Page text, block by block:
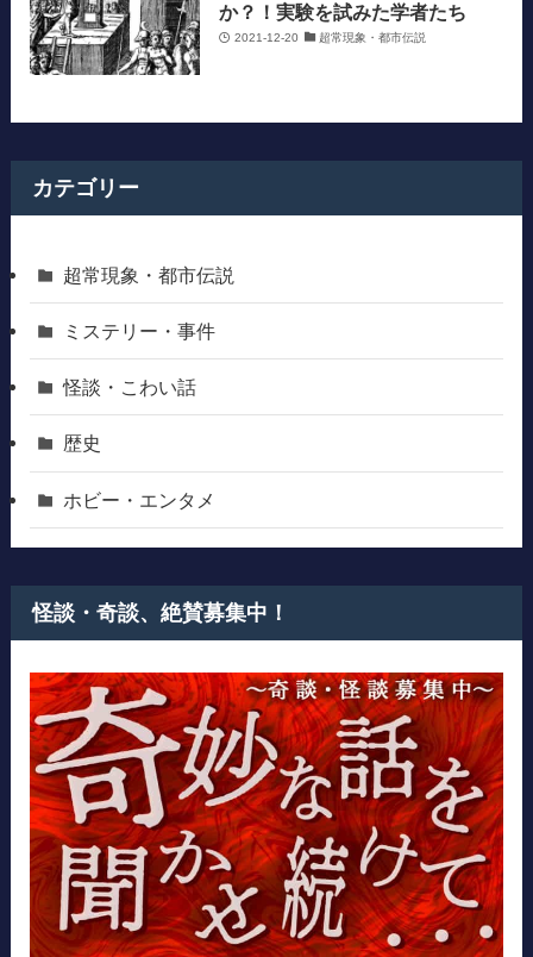
か？！実験を試みた学者たち
2021-12-20 超常現象・都市伝説
カテゴリー
超常現象・都市伝説
ミステリー・事件
怪談・こわい話
歴史
ホビー・エンタメ
怪談・奇談、絶賛募集中！